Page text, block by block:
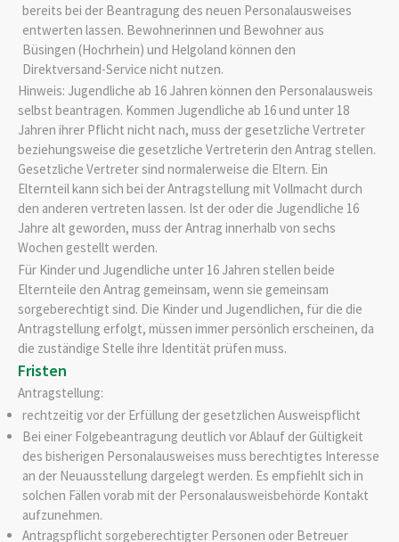
bereits bei der Beantragung des neuen Personalausweises
entwerten lassen. Bewohnerinnen und Bewohner aus
Büsingen (Hochrhein) und Helgoland können den
Direktversand-Service nicht nutzen.
Hinweis: Jugendliche ab 16 Jahren können den Personalausweis
selbst beantragen. Kommen Jugendliche ab 16 und unter 18
Jahren ihrer Pflicht nicht nach, muss der gesetzliche Vertreter
beziehungsweise die gesetzliche Vertreterin den Antrag stellen.
Gesetzliche Vertreter sind normalerweise die Eltern. Ein
Elternteil kann sich bei der Antragstellung mit Vollmacht durch
den anderen vertreten lassen. Ist der oder die Jugendliche 16
Jahre alt geworden, muss der Antrag innerhalb von sechs
Wochen gestellt werden.
Für Kinder und Jugendliche unter 16 Jahren stellen beide
Elternteile den Antrag gemeinsam, wenn sie gemeinsam
sorgeberechtigt sind. Die Kinder und Jugendlichen, für die die
Antragstellung erfolgt, müssen immer persönlich erscheinen, da
die zuständige Stelle ihre Identität prüfen muss.
Fristen
Antragstellung:
rechtzeitig vor der Erfüllung der gesetzlichen Ausweispflicht
Bei einer Folgebeantragung deutlich vor Ablauf der Gültigkeit
des bisherigen Personalausweises muss berechtigtes Interesse
an der Neuausstellung dargelegt werden. Es empfiehlt sich in
solchen Fällen vorab mit der Personalausweisbehörde Kontakt
aufzunehmen.
Antragspflicht sorgeberechtigter Personen oder Betreuer